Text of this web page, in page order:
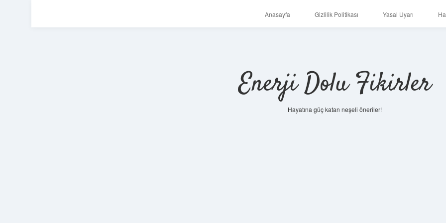
Anasayfa Gizlilik Politikası Yasal Uyarı
Enerji Dolu Fikirler
Hayatına güç katan neşeli öneriler!